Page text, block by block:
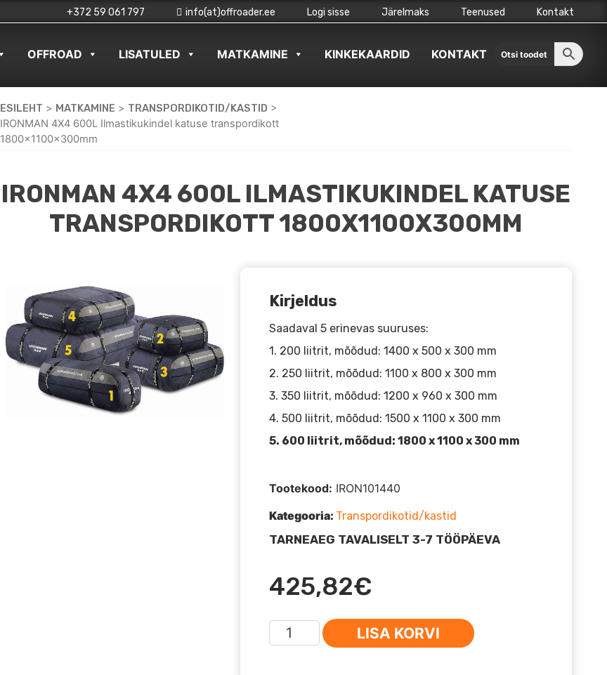
+372 59 061 797 info(at)offroader.ee Logi sisse Järelmaks Teenused Kontakt
OFFROAD LISATULED MATKAMINE KINKEKAARDID KONTAKT
ESILEHT > MATKAMINE > TRANSPORDIKOTID/KASTID >
IRONMAN 4X4 600L Ilmastikukindel katuse transpordikott
1800x1100x300mm
IRONMAN 4X4 600L ILMASTIKUKINDEL KATUSE
TRANSPORDIKOTT 1800X1100X300MM
425,82€
Kirjeldus
Saadaval 5 erinevas suuruses:
1. 200 liitrit, mõõdud: 1400 x 500 x 300 mm
2. 250 liitrit, mõõdud: 1100 x 800 x 300 mm
3. 350 liitrit, mõõdud: 1200 x 960 x 300 mm
4. 500 liitrit, mõõdud: 1500 x 1100 x 300 mm
5. 600 liitrit, mõõdud: 1800 x 1100 x 300 mm
IRONMAN
4X4
LISA KORVI
Tootekood: IRON101440
Kategooria: Transpordikotid/kastid
TARNEAEG TAVALISELT 3-7 TÖÖPÄEVA